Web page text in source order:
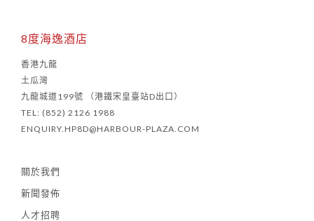
8度海逸酒店
香港九龍
土瓜灣
九龍城道199號 （港鐵宋皇臺站D出口）
TEL: (852) 2126 1988
ENQUIRY.HP8D@HARBOUR-PLAZA.COM
關於我們
新聞發佈
人才招聘